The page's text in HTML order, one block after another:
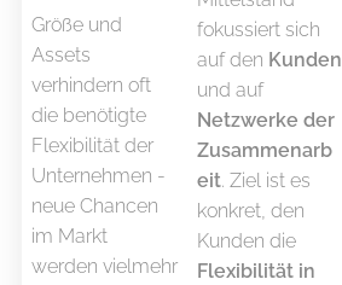
Größe und
Assets
verhindern oft
die benötigte
Flexibilität der
Unternehmen -
neue Chancen
im Markt
werden vielmehr
fokussiert sich
auf den Kunden
und auf
Netzwerke der
Zusammenarb
eit. Ziel ist es
konkret, den
Kunden die
Flexibilität in